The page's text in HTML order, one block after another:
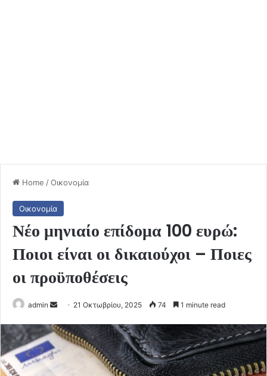
Home /Οικονομία
Οικονομία
Νέο μηνιαίο επίδομα 100 ευρώ:
Ποιοι είναι οι δικαιούχοι – Ποιες
οι προϋποθέσεις
admin
Send
email
21 Οκτωβρίου, 2025 74 1 minute read